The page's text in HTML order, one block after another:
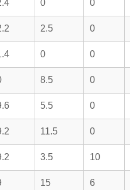
0 0
2.5 0
0 0
8.5 0
5.5 0
11.5 0
3.5 10
15 6